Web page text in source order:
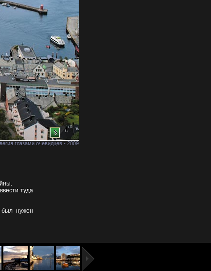
глазами очевидцев - 2009
туда
был нужен